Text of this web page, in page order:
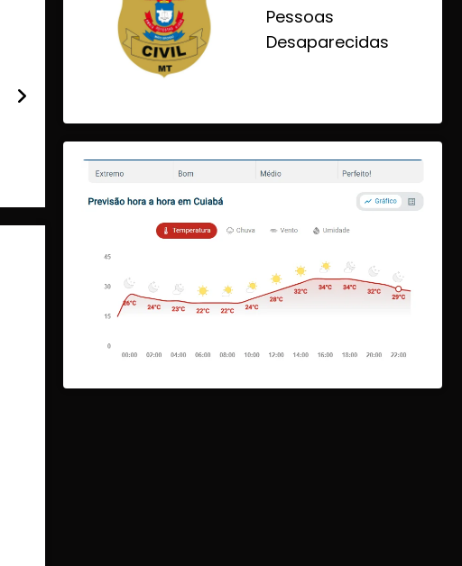
Pessoas
Desaparecidas